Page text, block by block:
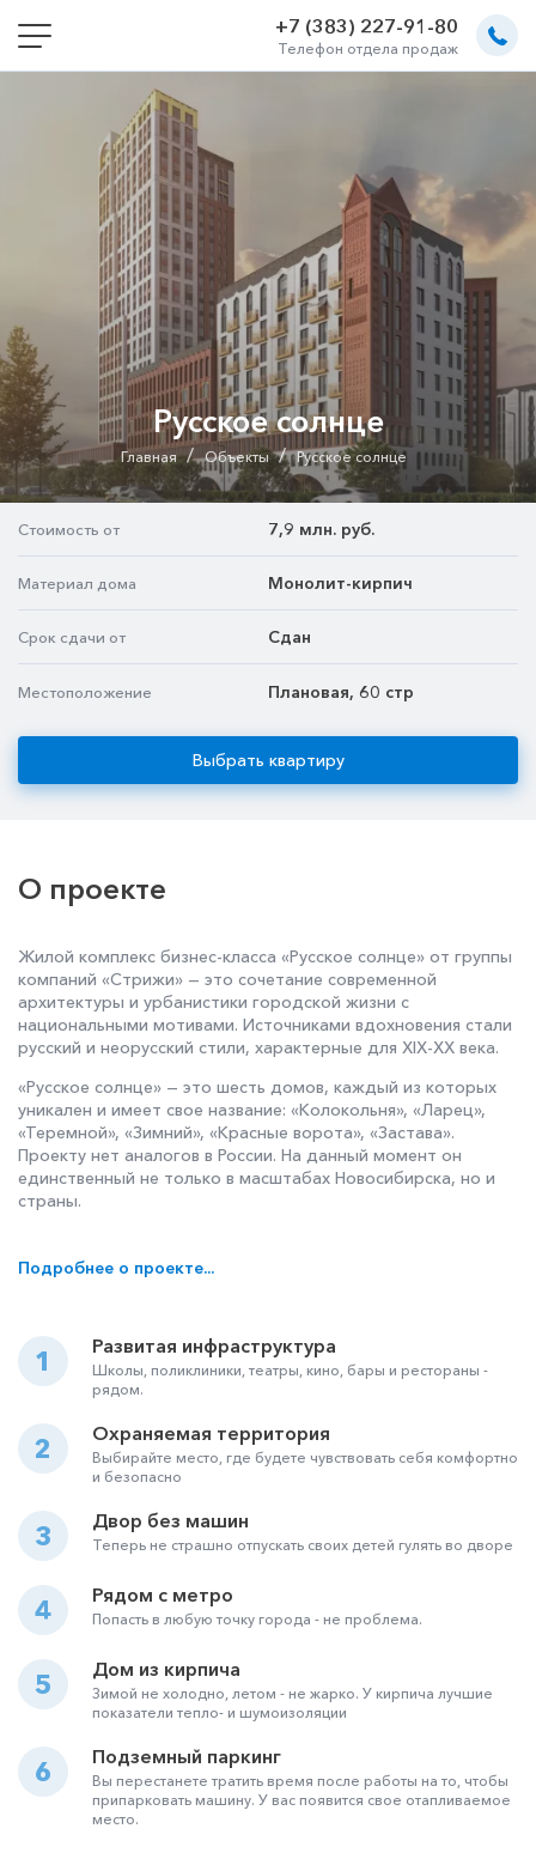
+7 (383) 227-91-80
Телефон отдела продаж
Русское солнце
Главная / Объекты / Русское солнце
7,9 млн. руб.
Стоимость от
Монолит-кирпич
Материал дома
Сдан
Срок сдачи от
​Плановая, 60 стр
Местоположение
Выбрать квартиру
О проекте
Жилой комплекс бизнес-класса «Русское солнце» от группы
компаний «Стрижи» — это сочетание современной
архитектуры и урбанистики городской жизни с
национальными мотивами. Источниками вдохновения стали
русский и неорусский стили, характерные для XIX-XX века.
«Русское солнце» — это шесть домов, каждый из которых
уникален и имеет свое название: «Колокольня», «Ларец»,
«Теремной», «Зимний», «Красные ворота», «Застава».
Проекту нет аналогов в России. На данный момент он
единственный не только в масштабах Новосибирска, но и
страны.
Подробнее о проекте...
1 Развитая инфраструктура
Школы, поликлиники, театры, кино, бары и рестораны -
рядом.
2 Охраняемая территория
Выбирайте место, где будете чувствовать себя комфортно
и безопасно
3 Двор без машин
Теперь не страшно отпускать своих детей гулять во дворе
4 Рядом с метро
Попасть в любую точку города - не проблема.
5 Дом из кирпича
Зимой не холодно, летом - не жарко. У кирпича лучшие
показатели тепло- и шумоизоляции
6 Подземный паркинг
Вы перестанете тратить время после работы на то, чтобы
припарковать машину. У вас появится свое отапливаемое
место.